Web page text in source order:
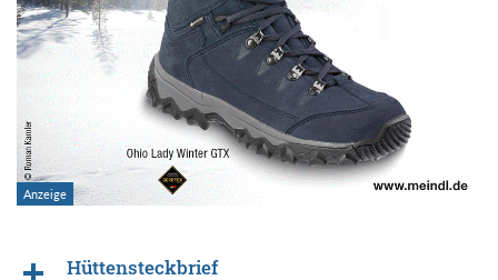
Hüttensteckbrief